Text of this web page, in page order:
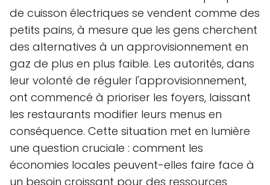
de cuisson électriques se vendent comme des
petits pains, à mesure que les gens cherchent
des alternatives à un approvisionnement en
gaz de plus en plus faible. Les autorités, dans
leur volonté de réguler l'approvisionnement,
ont commencé à prioriser les foyers, laissant
les restaurants modifier leurs menus en
conséquence. Cette situation met en lumière
une question cruciale : comment les
économies locales peuvent-elles faire face à
un besoin croissant pour des ressources